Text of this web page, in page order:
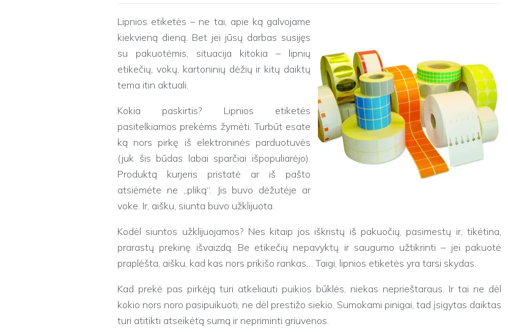
Lipnios etiketės – ne tai, apie ką galvojame
kiekvieną dieną. Bet jei jūsų darbas susijęs
su pakuotėmis, situacija kitokia – lipnių
etikečių, vokų, kartoninių dėžių ir kitų daiktų
tema itin aktuali.
Kokia paskirtis? Lipnios etiketės
pasitelkiamos prekėms žymėti. Turbūt esate
ką nors pirkę iš elektroninės parduotuvės
(juk šis būdas labai sparčiai išpopuliarėjo).
Produktą kurjeris pristatė ar iš pašto
atsiėmėte ne „pliką“. Jis buvo dėžutėje ar
voke. Ir, aišku, siunta buvo užklijuota.
Kodėl siuntos užklijuojamos? Nes kitaip jos iškristų iš pakuočių, pasimestų ir, tikėtina,
prarastų prekinę išvaizdą. Be etikečių nepavyktų ir saugumo užtikrinti – jei pakuotė
praplėšta, aišku, kad kas nors prikišo rankas… Taigi, lipnios etiketės yra tarsi skydas.
Kad prekė pas pirkėją turi atkeliauti puikios būklės, niekas neprieštaraus. Ir tai ne dėl
kokio nors noro pasipuikuoti, ne dėl prestižo siekio. Sumokami pinigai, tad įsigytas daiktas
turi atitikti atseikėtą sumą ir nepriminti griuvenos.